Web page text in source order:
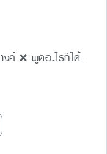
ค์ ❌ พูดอะไรก็ได้..